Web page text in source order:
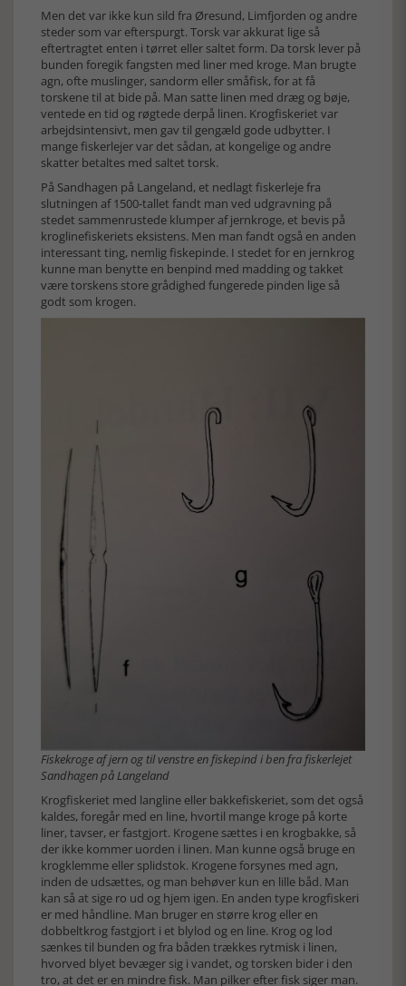
Men det var ikke kun sild fra Øresund, Limfjorden og andre
steder som var efterspurgt. Torsk var akkurat lige så
eftertragtet enten i tørret eller saltet form. Da torsk lever på
bunden foregik fangsten med liner med kroge. Man brugte
agn, ofte muslinger, sandorm eller småfisk, for at få
torskene til at bide på. Man satte linen med dræg og bøje,
ventede en tid og røgtede derpå linen. Krogfiskeriet var
arbejdsintensivt, men gav til gengæld gode udbytter. I
mange fiskerlejer var det sådan, at kongelige og andre
skatter betaltes med saltet torsk.
På Sandhagen på Langeland, et nedlagt fiskerleje fra
slutningen af 1500-tallet fandt man ved udgravning på
stedet sammenrustede klumper af jernkroge, et bevis på
kroglinefiskeriets eksistens. Men man fandt også en anden
interessant ting, nemlig fiskepinde. I stedet for en jernkrog
kunne man benytte en benpind med madding og takket
være torskens store grådighed fungerede pinden lige så
godt som krogen.
Fiskekroge af jern og til venstre en fiskepind i ben fra fiskerlejet
Sandhagen på Langeland
Krogfiskeriet med langline eller bakkefiskeriet, som det også
kaldes, foregår med en line, hvortil mange kroge på korte
liner, tavser, er fastgjort. Krogene sættes i en krogbakke, så
der ikke kommer uorden i linen. Man kunne også bruge en
krogklemme eller splidstok. Krogene forsynes med agn,
inden de udsættes, og man behøver kun en lille båd. Man
kan så at sige ro ud og hjem igen. En anden type krogfiskeri
er med håndline. Man bruger en større krog eller en
dobbeltkrog fastgjort i et blylod og en line. Krog og lod
sænkes til bunden og fra båden trækkes rytmisk i linen,
hvorved blyet bevæger sig i vandet, og torsken bider i den
tro, at det er en mindre fisk. Man pilker efter fisk siger man.